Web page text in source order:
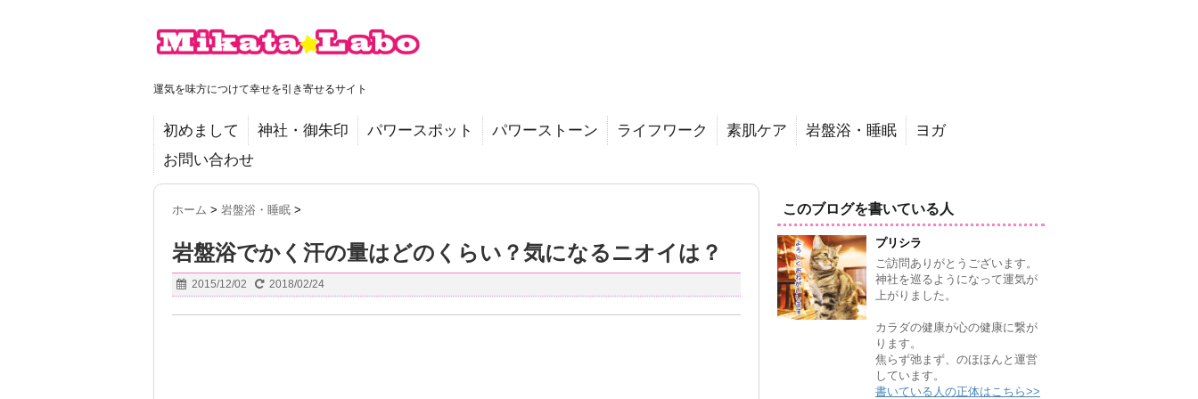
運気を味方につけて幸せを引き寄せるサイト
初めまして 神社・御朱印 パワースポット パワーストーン ライフワーク 素肌ケア 岩盤浴・睡眠
ヨガ
お問い合わせ
ホーム > 岩盤浴・睡眠 >
岩盤浴でかく汗の量はどのくらい？気になるニオイは？
2015/12/02 2018/02/24
このブログを書いている人
プリシラ
ご訪問ありがとうございます。
神社を巡るようになって運気が
上がりました。
カラダの健康が心の健康に繋が
ります。
焦らず弛まず、のほほんと運営
しています。
書いている人の正体はこちら>>